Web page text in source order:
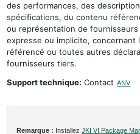
des performances, des
spécifications, du contenu
ou représentation de fournisseurs
expresse ou implicite, concernant
référencé ou toutes autres
fournisseurs tiers.
Support technique: Contact ANV
Remarque : InstallezJKI VI Package